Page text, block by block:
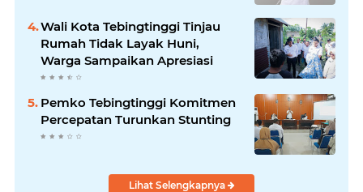
Wali Kota Tebingtinggi Tinjau
Rumah Tidak Layak Huni,
Warga Sampaikan Apresiasi
Pemko Tebingtinggi Komitmen
Percepatan Turunkan Stunting
Lihat Selengkapnya